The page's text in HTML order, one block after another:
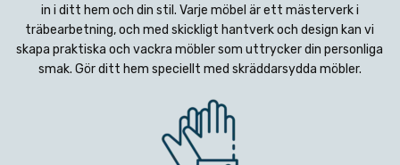
in i ditt hem och din stil. Varje möbel är ett mästerverk i
träbearbetning, och med skickligt hantverk och design kan vi
skapa praktiska och vackra möbler som uttrycker din personliga
smak. Gör ditt hem speciellt med skräddarsydda möbler.